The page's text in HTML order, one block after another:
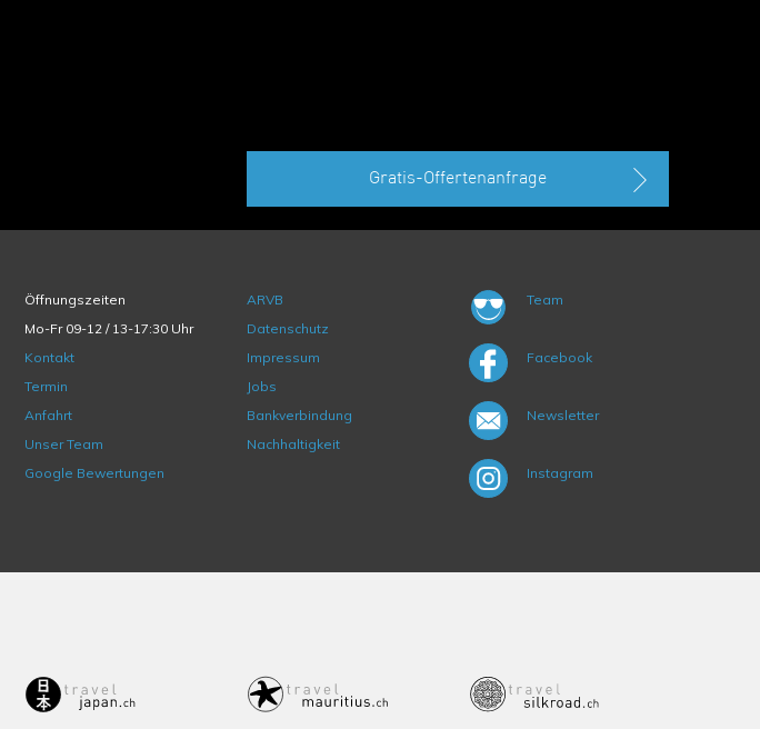
Gratis-Offertenanfrage
Öffnungszeiten
Mo-Fr 09-12 / 13-17:30 Uhr
Kontakt
Termin
Anfahrt
Unser Team
Google Bewertungen
ARVB
Datenschutz
Impressum
Jobs
Bankverbindung
Nachhaltigkeit
Team
Facebook
Newsletter
Instagram